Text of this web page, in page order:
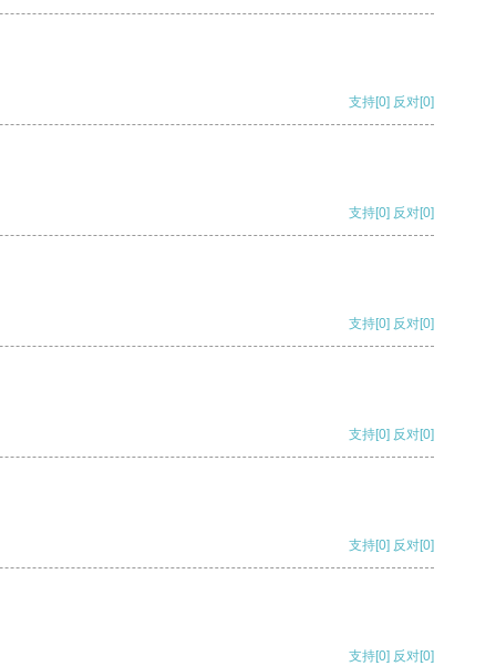
支持[0] 反对[0]
支持[0] 反对[0]
支持[0] 反对[0]
支持[0] 反对[0]
支持[0] 反对[0]
支持[0] 反对[0]